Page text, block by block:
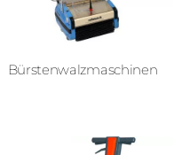
Bürstenwalz­­­maschinen